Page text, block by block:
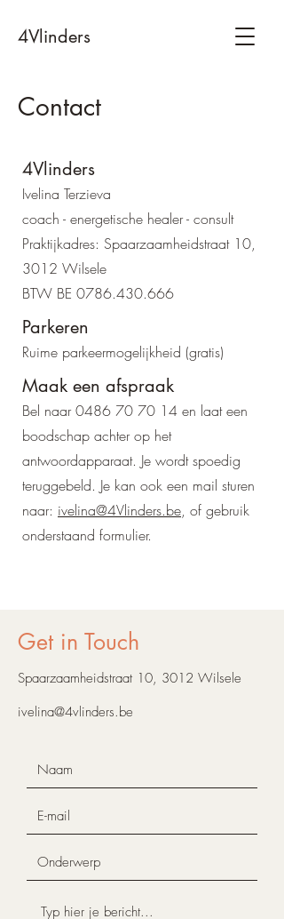
4Vlinders
Contact
4Vlinders
Ivelina Terzieva
coach - energetische healer - consult
Praktijkadres: Spaarzaamheidstraat 10,
3012 Wilsele
BTW BE 0786.430.666
Parkeren
Ruime parkeermogelijkheid (gratis)
Maak een afspraak
Bel naar0486 70 70 14 en laat een
boodschap achter op het
antwoordapparaat. Je wordt spoedig
teruggebeld. Je kan ook een mail sturen
naar: ivelina@4Vlinders.be, of gebruik
onderstaand formulier.
Get in Touch
Spaarzaamheidstraat 10, 3012 Wilsele
ivelina@4vlinders.be